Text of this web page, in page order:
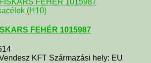
(H10)
FEHÉR 1015987
KFT Származási hely: EU